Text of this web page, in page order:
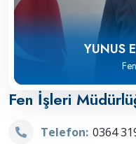
YUNUS
Fen İşleri
Telefon: 0364